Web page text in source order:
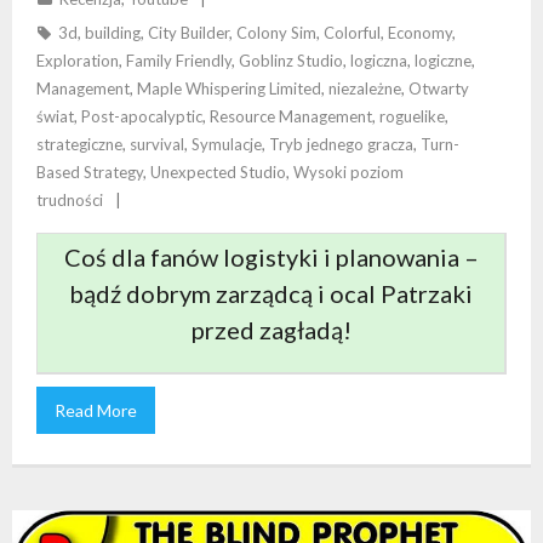
3d, building, City Builder, Colony Sim, Colorful, Economy,
Exploration, Family Friendly, Goblinz Studio, logiczna, logiczne,
Management, Maple Whispering Limited, niezależne, Otwarty
świat, Post-apocalyptic, Resource Management, roguelike,
strategiczne, survival, Symulacje, Tryb jednego gracza, Turn-
Based Strategy, Unexpected Studio, Wysoki poziom
trudności
Coś dla fanów logistyki i planowania –
bądź dobrym zarządcą i ocal Patrzaki
przed zagładą!
Read More